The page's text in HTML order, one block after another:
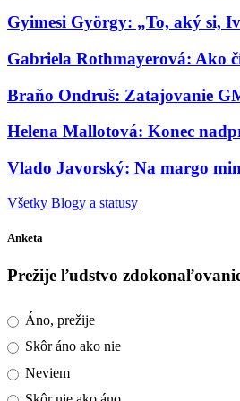
Gyimesi György: „To, aký si,
Gabriela Rothmayerová: Ako
Braňo Ondruš: Zatajovanie
Helena Mallotová: Konec
Vlado Javorský: Na margo
Všetky Blogy a statusy
Anketa
Prežije ľudstvo
Áno, prežije
Skôr áno ako nie
Neviem